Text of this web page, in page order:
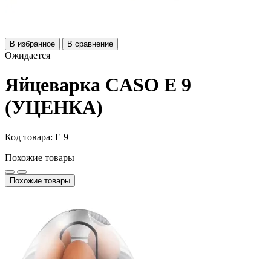
В избранное В сравнение
Ожидается
Яйцеварка CASO E 9
(УЦЕНКА)
Код товара: E 9
Похожие товары
Похожие товары